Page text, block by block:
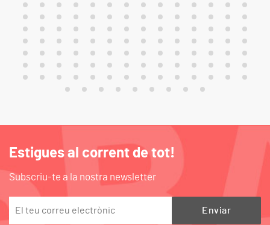
Estigues al corrent de tot!
Subscriu-te a la nostra newsletter